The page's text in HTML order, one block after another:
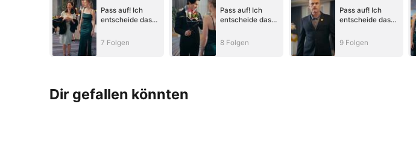
Pass auf! Ich
entscheide das
Synchronisiert)
7 Folgen
Pass auf! Ich
entscheide das
Synchronisiert)
8 Folgen
Pass auf! Ich
entscheide das
Synchronisiert)
9 Folgen
Dir gefallen könnten